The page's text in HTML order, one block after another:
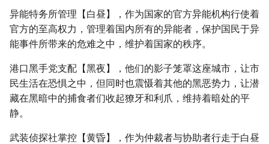
异能特务所管理【白昼】，作为国家的官方异能机构行使着
官方的至高权力，管理着国内所有的异能者，保护国民于异
能事件所带来的危难之中，维护着国家的秩序。
港口黑手党支配【黑夜】，他们的影子笼罩这座城市，让市
民生活在恐惧之中，但同时也震慑着其他的黑恶势力，让潜
藏在黑暗中的捕食者们收起獠牙和利爪，维持着暗处的平
静。
武装侦探社掌控【黄昏】，作为仲裁者与协助者行走于白昼